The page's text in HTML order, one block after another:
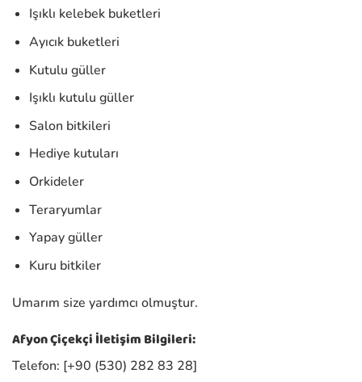
Işıklı kelebek buketleri
Ayıcık buketleri
Kutulu güller
Işıklı kutulu güller
Salon bitkileri
Hediye kutuları
Orkideler
Teraryumlar
Yapay güller
Kuru bitkiler
Umarım size yardımcı olmuştur.
Afyon Çiçekçi İletişim Bilgileri:
Telefon: [+90 (530) 282 83 28]